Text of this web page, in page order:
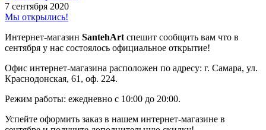
7 сентября 2020
Мы открылись!
Интернет-магазин SantehArt спешит сообщить вам что в
сентября у нас состоялось официальное открытие!
Офис интернет-магазина расположен по адресу: г. Самара, ул.
Краснодонская, 61, оф. 224.
Режим работы: ежедневно с 10:00 до 20:00.
Успейте оформить заказ в нашем интернет-магазине в